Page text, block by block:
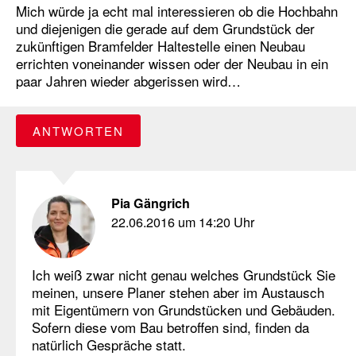
Mich würde ja echt mal interessieren ob die Hochbahn
und diejenigen die gerade auf dem Grundstück der
zukünftigen Bramfelder Haltestelle einen Neubau
errichten voneinander wissen oder der Neubau in ein
paar Jahren wieder abgerissen wird…
ANTWORTEN
Pia Gängrich
22.06.2016 um 14:20 Uhr
Ich weiß zwar nicht genau welches Grundstück Sie
meinen, unsere Planer stehen aber im Austausch
mit Eigentümern von Grundstücken und Gebäuden.
Sofern diese vom Bau betroffen sind, finden da
natürlich Gespräche statt.